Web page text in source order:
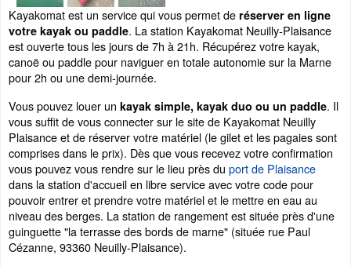
Kayakomat est un service qui vous permet de réserver en ligne
votre kayak ou paddle. La station Kayakomat Neuilly-Plaisance
est ouverte tous les jours de 7h à 21h. Récupérez votre kayak,
canoë ou paddle pour naviguer en totale autonomie sur la Marne
pour 2h ou une demi-journée.
Vous pouvez louer un kayak simple, kayak duo ou un paddle. Il
vous suffit de vous connecter sur le site de Kayakomat Neuilly
Plaisance et de réserver votre matériel (le gilet et les pagaies sont
comprises dans le prix). Dès que vous recevez votre confirmation
vous pouvez vous rendre sur le lieu près du port de Plaisance
dans la station d'accueil en libre service avec votre code pour
pouvoir entrer et prendre votre matériel et le mettre en eau au
niveau des berges. La station de rangement est située près d'une
guinguette "la terrasse des bords de marne" (située rue Paul
Cézanne, 93360 Neuilly-Plaisance).